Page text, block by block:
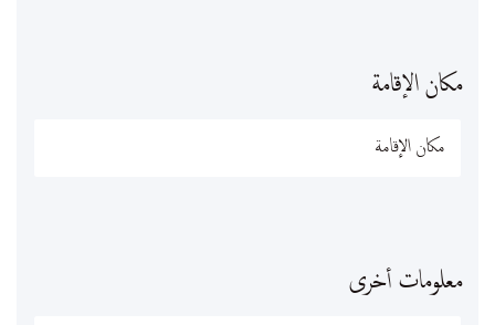
مكان الإقامة
معلومات أخرى